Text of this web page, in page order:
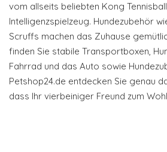
vom allseits beliebten Kong
Intelligenzspielzeug. Hundezubehör
Scruffs machen das Zuhause
finden Sie stabile Transportboxen,
Fahrrad und das Auto sowie
Petshop24.de entdecken Sie genau
dass Ihr vierbeiniger Freund zum